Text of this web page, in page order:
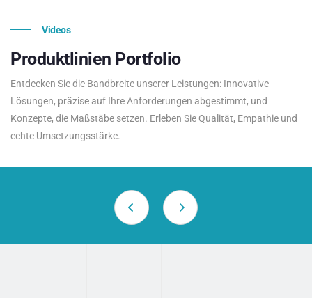
Videos
Produktlinien Portfolio
Entdecken Sie die Bandbreite unserer Leistungen: Innovative
Lösungen, präzise auf Ihre Anforderungen abgestimmt, und
Konzepte, die Maßstäbe setzen. Erleben Sie Qualität, Empathie und
echte Umsetzungsstärke.